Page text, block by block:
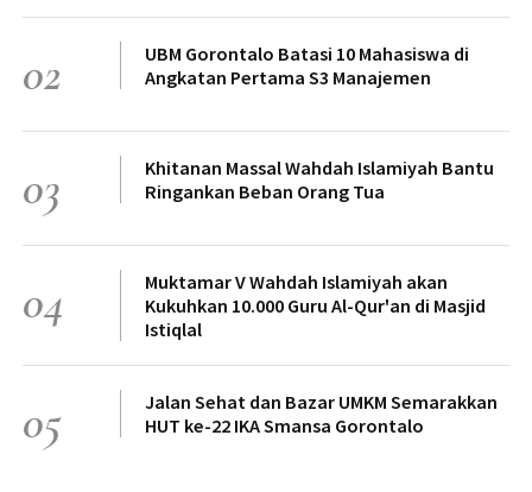
02
UBM Gorontalo Batasi 10 Mahasiswa di
Angkatan Pertama S3 Manajemen
03
Khitanan Massal Wahdah Islamiyah Bantu
Ringankan Beban Orang Tua
04
Muktamar V Wahdah Islamiyah akan
Kukuhkan 10.000 Guru Al-Qur'an di Masjid
Istiqlal
05
Jalan Sehat dan Bazar UMKM Semarakkan
HUT ke-22 IKA Smansa Gorontalo